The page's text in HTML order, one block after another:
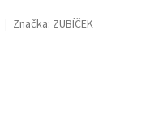
Značka: ZUBÍČEK